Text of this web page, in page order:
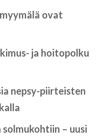
ovat
ja hoitopolku
nepsy-piirteisten
– uusi